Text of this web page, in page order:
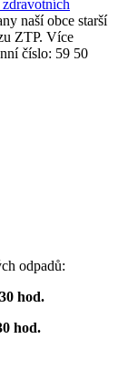
naší obce starší
ZTP. Více
číslo: 59 50
odpadů:
hod.
hod.